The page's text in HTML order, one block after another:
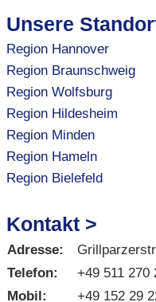
Unsere
Region Hannover
Region Braunschweig
Region Wolfsburg
Region Hildesheim
Region Minden
Region Hameln
Region Bielefeld
Kontakt >
Adresse:
Telefon:
+49 511 270
Mobil:
+49 152 29